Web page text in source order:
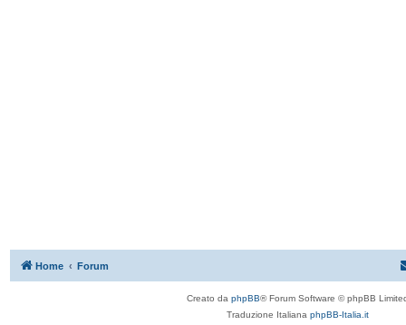
Home Forum
Creato da phpBB® Forum Software © phpBB
Traduzione Italiana phpBB-Italia.it